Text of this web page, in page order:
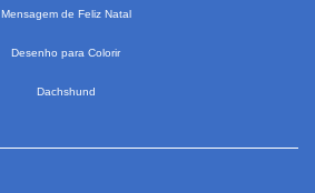
Mensagem de Feliz Natal
Desenho para Colorir
Dachshund